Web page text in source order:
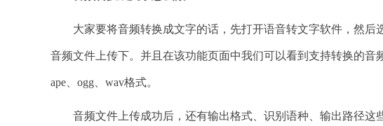
大家要将音频转换成文字的话，先打开语音转文字软件，然后
音频文件上传下。并且在该功能页面中我们可以看到支持转换的音
ape、ogg、wav格式。
音频文件上传成功后，还有输出格式、识别语种、输出路径这